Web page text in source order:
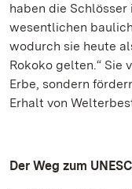
haben die
wesentlichen
wodurch sie heute
Rokoko gelten.“
Erbe, sondern
Erhalt von
Der Weg zum